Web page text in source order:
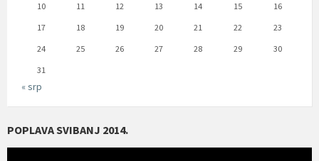
10
11 12 13 14 15
16
17
18 19 20 21 22
23
24
25 26 27 28 29
30
31
« srp
POPLAVA SVIBANJ 2014.